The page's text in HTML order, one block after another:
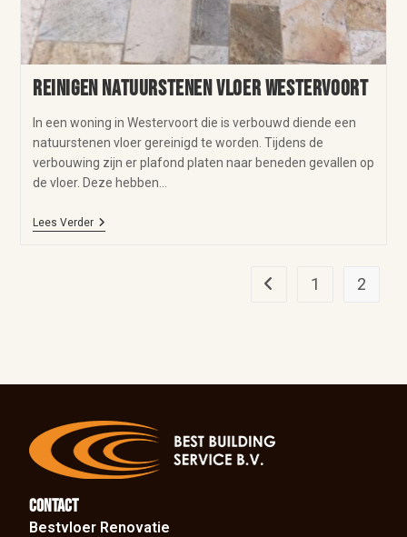
Reinigen natuurstenen vloer Westervoort
In een woning in Westervoort die is verbouwd diende een
natuurstenen vloer gereinigd te worden. Tijdens de
verbouwing zijn er plafond platen naar beneden gevallen op
de vloer. Deze hebben…
Lees Verder
1 2
Contact
Bestvloer Renovatie